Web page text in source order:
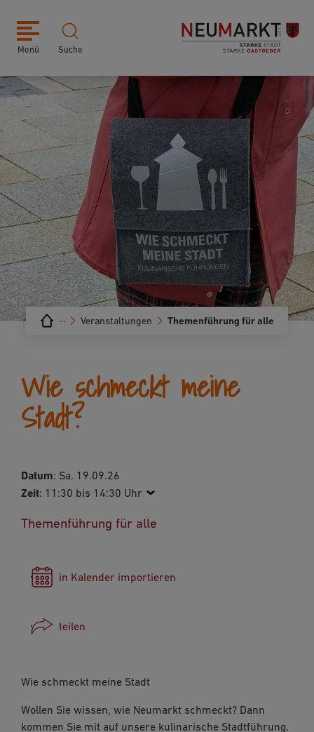
Menü Suche
Themenführung für alle
Veranstaltungen
···
Wie schmeckt meine
Stadt?
Datum: Sa. 19.09.26
Zeit: 11:30 bis 14:30 Uhr
Themenführung für alle
in Kalender importieren
teilen
WhatsApp
Link kopieren
Wie schmeckt meine Stadt
Wollen Sie wissen, wie Neumarkt schmeckt? Dann
kommen Sie mit auf unsere kulinarische Stadtführung.